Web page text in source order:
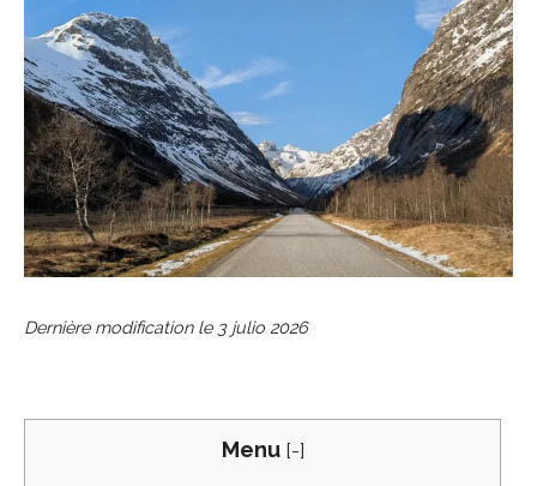
Dernière modification le 3 julio 2026
Menu [-]